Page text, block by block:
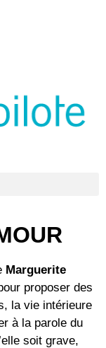
Marguerite
proposer des
la vie intérieure
à la parole du
soit grave,